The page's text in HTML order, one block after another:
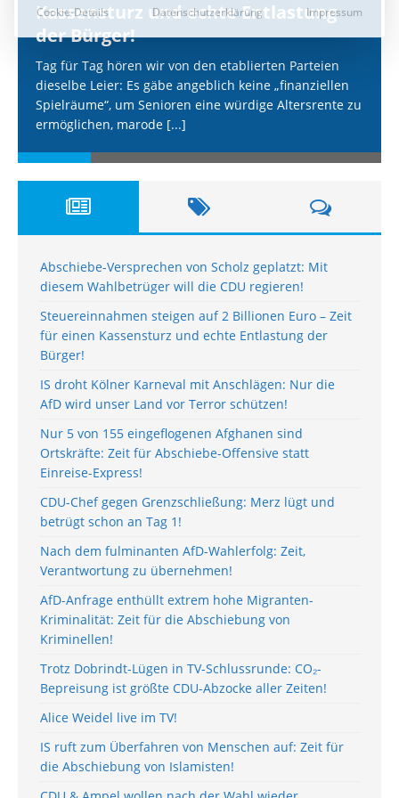
Kassensturz und echte Entlastung
der Bürger!
Tag für Tag hören wir von den etablierten Parteien
dieselbe Leier: Es gäbe angeblich keine „finanziellen
Spielräume“, um Senioren eine würdige Altersrente zu
ermöglichen, marode [...]
Abschiebe-Versprechen von Scholz geplatzt: Mit
diesem Wahlbetrüger will die CDU regieren!
Steuereinnahmen steigen auf 2 Billionen Euro – Zeit
für einen Kassensturz und echte Entlastung der
Bürger!
IS droht Kölner Karneval mit Anschlägen: Nur die
AfD wird unser Land vor Terror schützen!
Nur 5 von 155 eingeflogenen Afghanen sind
Ortskräfte: Zeit für Abschiebe-Offensive statt
Einreise-Express!
CDU-Chef gegen Grenzschließung: Merz lügt und
betrügt schon an Tag 1!
Nach dem fulminanten AfD-Wahlerfolg: Zeit,
Verantwortung zu übernehmen!
AfD-Anfrage enthüllt extrem hohe Migranten-
Kriminalität: Zeit für die Abschiebung von
Kriminellen!
Trotz Dobrindt-Lügen in TV-Schlussrunde: CO₂-
Bepreisung ist größte CDU-Abzocke aller Zeiten!
Alice Weidel live im TV!
IS ruft zum Überfahren von Menschen auf: Zeit für
die Abschiebung von Islamisten!